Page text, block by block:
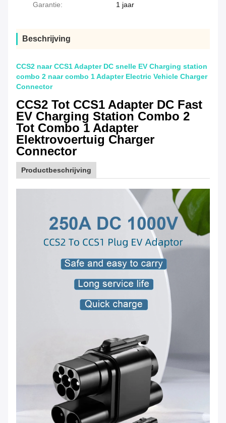
Garantie: 1 jaar
Beschrijving
CCS2 naar CCS1 Adapter DC snelle EV Charging station
combo 2 naar combo 1 Adapter Electric Vehicle Charger
Connector
CCS2 Tot CCS1 Adapter DC Fast
EV Charging Station Combo 2
Tot Combo 1 Adapter
Elektrovoertuig Charger
Connector
Productbeschrijving